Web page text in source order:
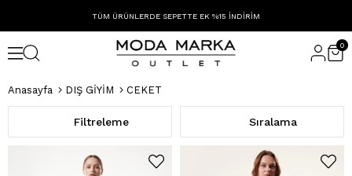
TÜM ÜRÜNLERDE SEPETTE EK %15 İNDİRİM
0
Anasayfa DIŞ GİYİM CEKET
Filtreleme Sıralama